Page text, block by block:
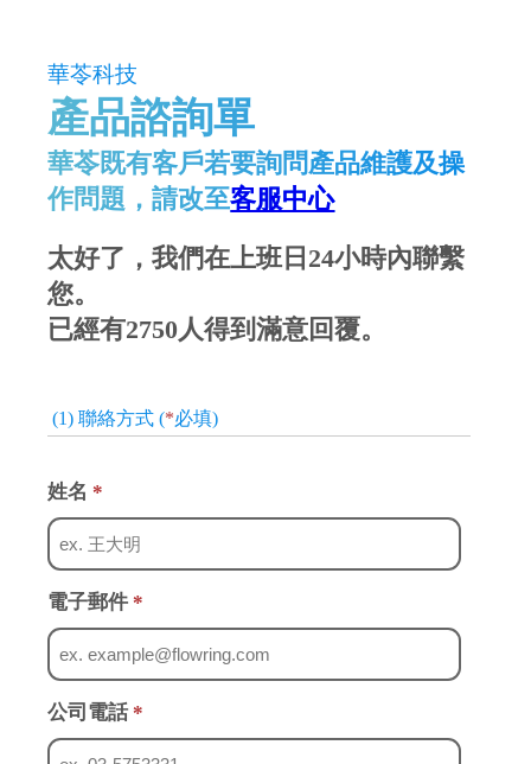
華苓科技
產品諮詢單
華苓既有客戶若要詢問產品維護及操
作問題，請改至客服中心
太好了，我們在上班日24小時內聯繫
您。
已經有2750人得到滿意回覆。
(1) 聯絡方式 (*必填)
姓名*
電子郵件*
公司電話*